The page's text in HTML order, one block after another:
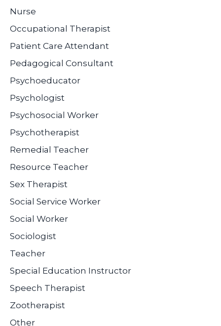
Nurse
Occupational Therapist
Patient Care Attendant
Pedagogical Consultant
Psychoeducator
Psychologist
Psychosocial Worker
Psychotherapist
Remedial Teacher
Resource Teacher
Sex Therapist
Social Service Worker
Social Worker
Sociologist
Teacher
Special Education Instructor
Speech Therapist
Zootherapist
Other